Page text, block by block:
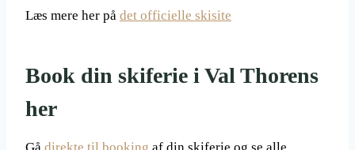
Læs mere her på det officielle skisite
Book din skiferie i Val Thorens
her